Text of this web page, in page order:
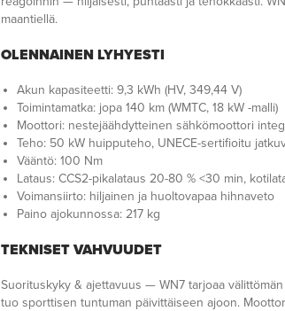
maantiellä.
OLENNAINEN LYHYESTI
Akun kapasiteetti: 9,3 kWh (HV, 349,44 V)
Toimintamatka: jopa 140 km (WMTC, 18 kW -malli)
Moottori: nestejäähdytteinen sähkömoottori
Teho: 50 kW huipputeho, UNECE-sertifioitu
Vääntö: 100 Nm
Lataus: CCS2-pikalataus 20-80 % <30 min,
Voimansiirto: hiljainen ja huoltovapaa hihnaveto
Paino ajokunnossa: 217 kg
TEKNISET VAHVUUDET
Suorituskyky & ajettavuus — WN7 tarjoaa
tuo sporttisen tuntuman päivittäiseen ajoon.